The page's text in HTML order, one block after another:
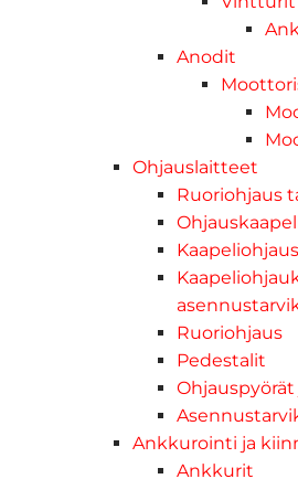
Anodit
Ohjauslaitteet
Ruoriohjaus
Ruoriohjaus
Pedestalit
Ankkurointi ja
Ankkurit